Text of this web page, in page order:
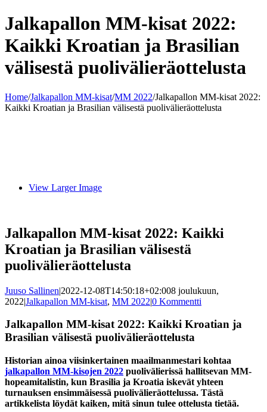
Jalkapallon MM-kisat 2022:
Kaikki Kroatian ja Brasilian
välisestä puolivälieräottelusta
Home/Jalkapallon MM-kisat/MM 2022/Jalkapallon MM-kisat 2022:
Kaikki Kroatian ja Brasilian välisestä puolivälieräottelusta
View Larger Image
Jalkapallon MM-kisat 2022: Kaikki
Kroatian ja Brasilian välisestä
puolivälieräottelusta
Juuso Sallinen|2022-12-08T14:50:18+02:008 joulukuun,
2022|Jalkapallon MM-kisat, MM 2022|0 Kommentti
Jalkapallon MM-kisat 2022: Kaikki Kroatian ja
Brasilian välisestä puolivälieräottelusta
Historian ainoa viisinkertainen maailmanmestari kohtaa
jalkapallon MM-kisojen 2022 puolivälierissä hallitsevan MM-
hopeamitalistin, kun Brasilia ja Kroatia iskevät yhteen
turnauksen ensimmäisessä puolivälieräottelussa. Tästä
artikkelista löydät kaiken, mitä sinun tulee ottelusta tietää.